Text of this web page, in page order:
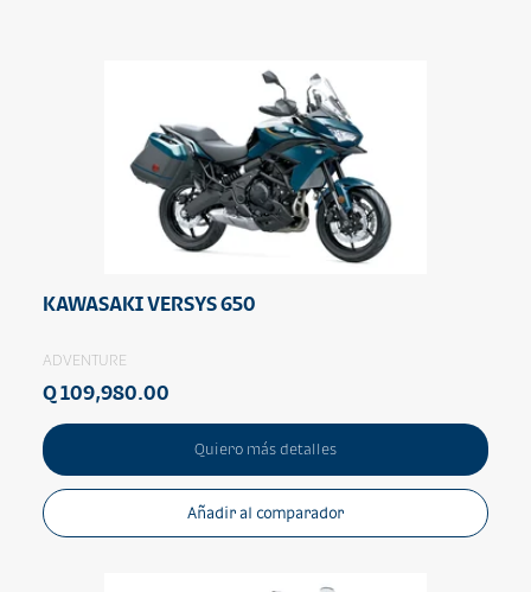
KAWASAKI VERSYS 650
ADVENTURE
Q 109,980.00
Quiero más detalles
Añadir al comparador